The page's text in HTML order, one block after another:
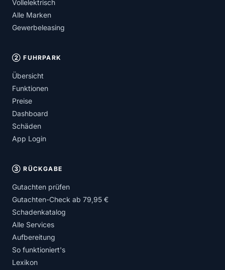
Vollelektrisch
Alle Marken
Gewerbeleasing
② FUHRPARK
Übersicht
Funktionen
Preise
Dashboard
Schäden
App Login
③ RÜCKGABE
Gutachten prüfen
Gutachten-Check ab 79,95 €
Schadenkatalog
Alle Services
Aufbereitung
So funktioniert's
Lexikon